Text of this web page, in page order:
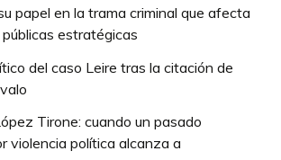
papel en la trama criminal que afecta
estratégicas
del caso Leire tras la citación de
Tirone: cuando un pasado
violencia política alcanza a